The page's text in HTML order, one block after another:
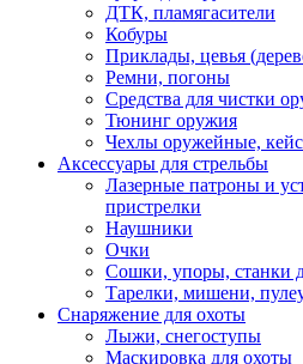
ДТК, пламягасители
Кобуры
Приклады, цевья
Ремни, погоны
Средства для чистки
Тюнинг оружия
Чехлы оружейные,
Аксессуары для стрельбы
Лазерные патроны и
пристрелки
Наушники
Очки
Сошки, упоры, станки
Тарелки, мишени,
Снаряжение для охоты
Лыжи, снегоступы
Маскировка для охоты